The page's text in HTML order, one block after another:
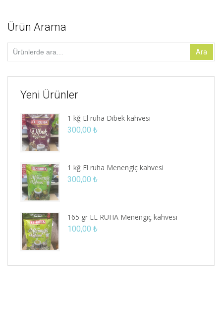
Ürün Arama
Ara: Ara
Yeni Ürünler
1 kğ El ruha Dibek kahvesi
300,00 ₺
1 kğ El ruha Menengiç kahvesi
300,00 ₺
165 gr EL RUHA Menengiç kahvesi
100,00 ₺